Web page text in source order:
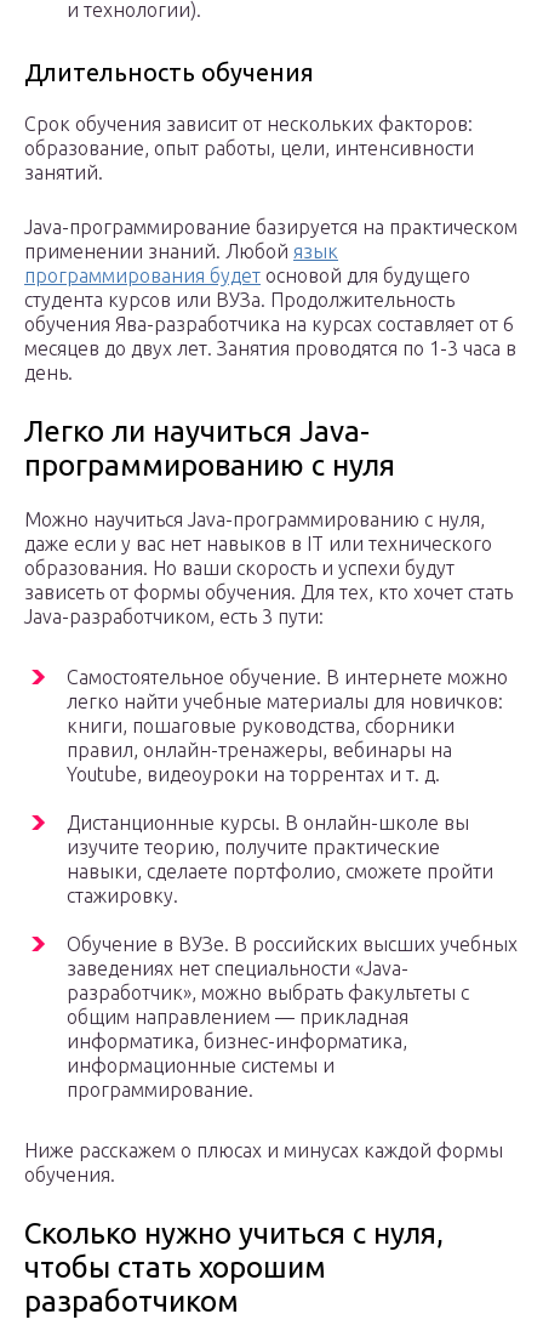
и технологии).
Длительность обучения
Срок обучения зависит от нескольких факторов:
образование, опыт работы, цели, интенсивности
занятий.
Java-программирование базируется на практическом
применении знаний. Любой язык
программирования будет основой для будущего
студента курсов или ВУЗа. Продолжительность
обучения Ява-разработчика на курсах составляет от 6
месяцев до двух лет. Занятия проводятся по 1-3 часа в
день.
Легко ли научиться Java-
программированию с нуля
Можно научиться Java-программированию с нуля,
даже если у вас нет навыков в IT или технического
образования. Но ваши скорость и успехи будут
зависеть от формы обучения. Для тех, кто хочет стать
Java-разработчиком, есть 3 пути:
Самостоятельное обучение. В интернете можно
легко найти учебные материалы для новичков:
книги, пошаговые руководства, сборники
правил, онлайн-тренажеры, вебинары на
Youtube, видеоуроки на торрентах и т. д.
Дистанционные курсы. В онлайн-школе вы
изучите теорию, получите практические
навыки, сделаете портфолио, сможете пройти
стажировку.
Обучение в ВУЗе. В российских высших учебных
заведениях нет специальности «Java-
разработчик», можно выбрать факультеты с
общим направлением — прикладная
информатика, бизнес-информатика,
информационные системы и
программирование.
Ниже расскажем о плюсах и минусах каждой формы
обучения.
Сколько нужно учиться с нуля,
чтобы стать хорошим
разработчиком